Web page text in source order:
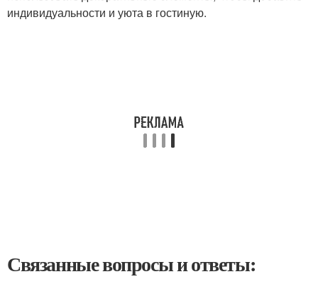
индивидуальности и уюта в гостиную.
Связанные вопросы и ответы: